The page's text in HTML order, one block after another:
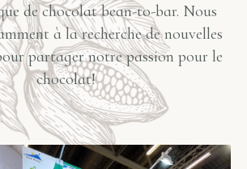
de chocolat bean-to-bar. Nous
à la recherche de nouvelles
partager notre passion pour le
chocolat!